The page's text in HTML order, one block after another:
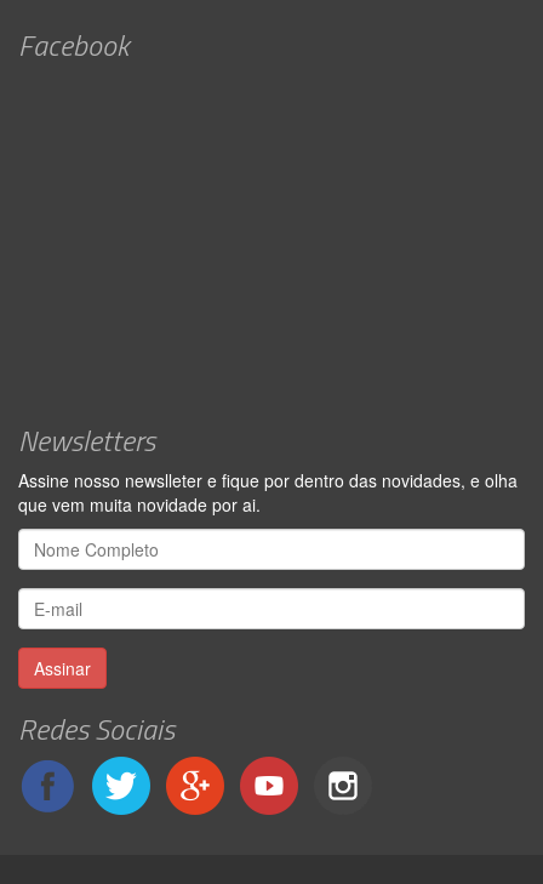
Facebook
Newsletters
Assine nosso newslleter e fique por dentro das novidades, e olha
que vem muita novidade por ai.
Assinar
Redes Sociais